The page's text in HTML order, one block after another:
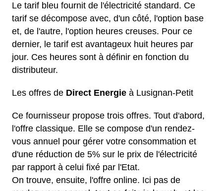
Le tarif bleu fournit de l'électricité standard. Ce
tarif se décompose avec, d'un côté, l'option base
et, de l'autre, l'option heures creuses. Pour ce
dernier, le tarif est avantageux huit heures par
jour. Ces heures sont à définir en fonction du
distributeur.
Les offres de Direct Energie à Lusignan-Petit
Ce fournisseur propose trois offres. Tout d'abord,
l'offre classique. Elle se compose d'un rendez-
vous annuel pour gérer votre consommation et
d'une réduction de 5% sur le prix de l'électricité
par rapport à celui fixé par l'Etat.
On trouve, ensuite, l'offre online. Ici pas de